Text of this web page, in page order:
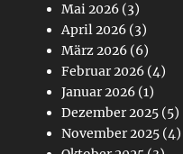
Mai 2026 (3)
April 2026 (3)
März 2026 (6)
Februar 2026 (4)
Januar 2026 (1)
Dezember 2025 (5)
November 2025 (4)